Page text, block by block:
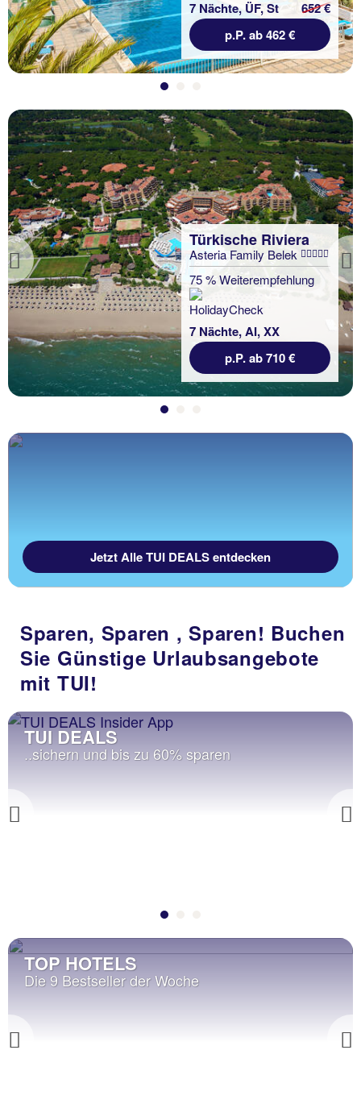
7 Nächte, ÜF, St
652 €
p.P. ab 462 €
Previous
Türkische Riviera
Asteria Family Belek
75 % Weiterempfehlung
7 Nächte, AI, XX
p.P. ab 710 €
Jetzt Alle TUI DEALS entdecken
Sparen, Sparen , Sparen! Buchen
Sie Günstige Urlaubsangebote
mit TUI!
Previous
TUI DEALS
..sichern und bis zu 60% sparen
Previous
TOP HOTELS
Die 9 Bestseller der Woche